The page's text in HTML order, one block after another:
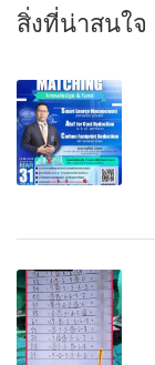
สิ่งที่น่าสนใจ